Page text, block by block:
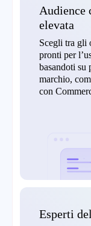
Audience
elevata
Scegli tra gli
pronti per
basandoti su
marchio,
con
Esperti